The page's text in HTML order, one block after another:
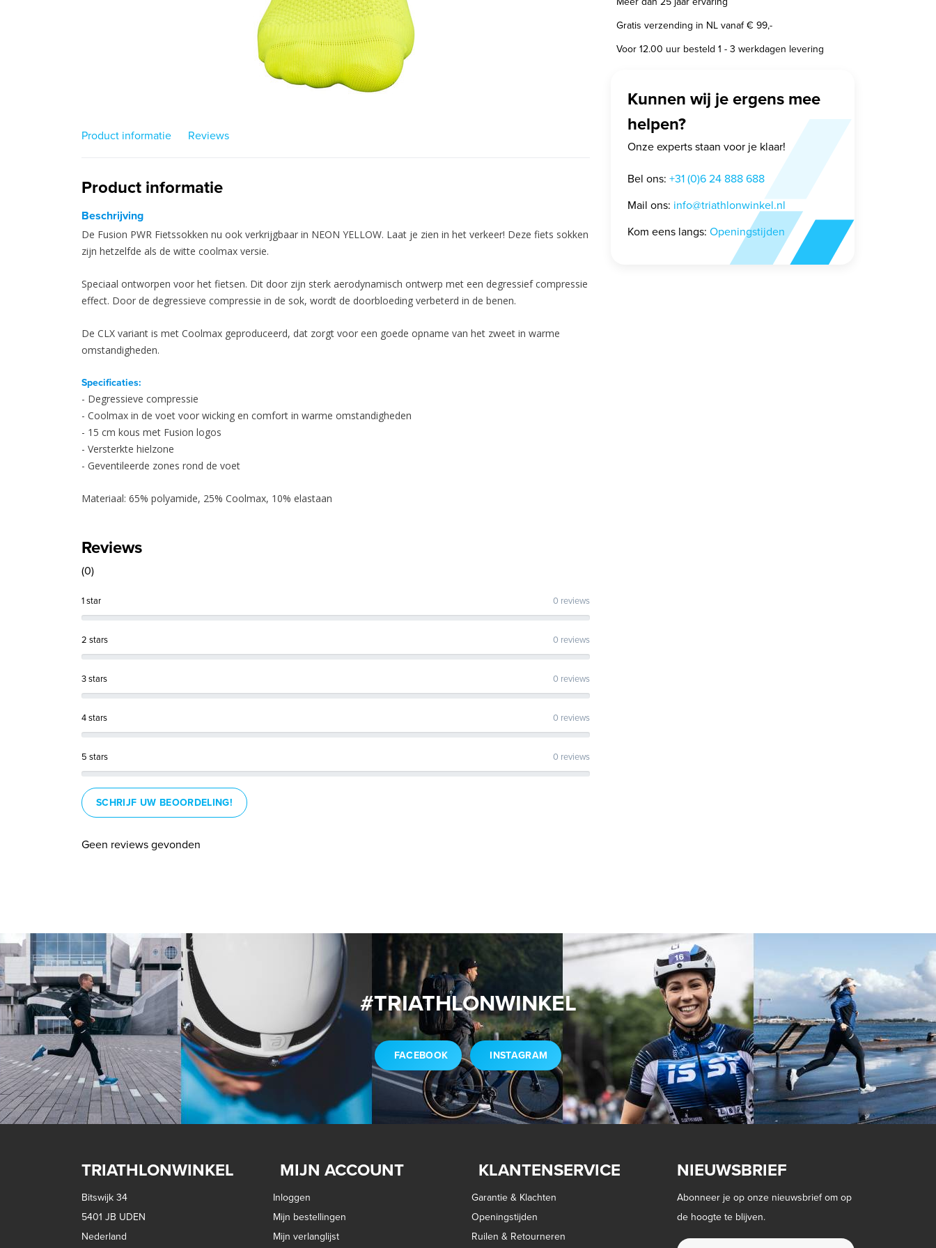
Gratis verzending in NL vanaf € 99,-
Voor 12.00 uur besteld 1 - 3 werkdagen levering
Kunnen wij je ergens mee
helpen?
Onze experts staan voor je klaar!
Bel ons: +31 (0)6 24 888 688
Mail ons: info@triathlonwinkel.nl
Kom eens langs: Openingstijden
Product informatie Reviews
Product informatie
Beschrijving
De Fusion PWR Fietssokken nu ook verkrijgbaar in NEON YELLOW. Laat je zien in het verkeer! Deze fiets sokken
zijn hetzelfde als de witte coolmax versie.
Speciaal ontworpen voor het fietsen. Dit door zijn sterk aerodynamisch ontwerp met een degressief compressie
effect. Door de degressieve compressie in de sok, wordt de doorbloeding verbeterd in de benen.
De CLX variant is met Coolmax geproduceerd, dat zorgt voor een goede opname van het zweet in warme
omstandigheden.
Specificaties:
- Degressieve compressie
- Coolmax in de voet voor wicking en comfort in warme omstandigheden
- 15 cm kous met Fusion logos
- Versterkte hielzone
- Geventileerde zones rond de voet
Materiaal: 65% polyamide, 25% Coolmax, 10% elastaan
Reviews
(0)
1 star 0 reviews
2 stars 0 reviews
3 stars 0 reviews
4 stars 0 reviews
5 stars 0 reviews
SCHRIJF UW BEOORDELING!
Geen reviews gevonden
#TRIATHLONWINKEL
FACEBOOK INSTAGRAM
TRIATHLONWINKEL
Bitswijk 34
5401 JB UDEN
Nederland
MIJN ACCOUNT
Inloggen
Mijn bestellingen
Mijn verlanglijst
KLANTENSERVICE
Garantie & Klachten
Openingstijden
Ruilen & Retourneren
NIEUWSBRIEF
Abonneer je op onze nieuwsbrief om op
de hoogte te blijven.